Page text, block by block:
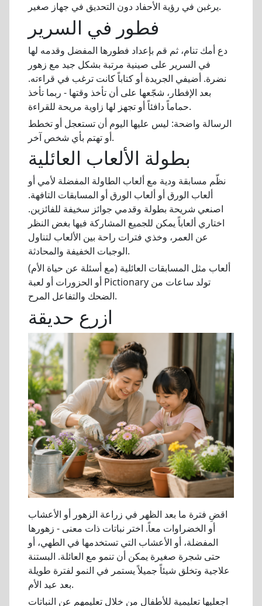
يرغبن في رؤية الأحفاد دون التحديق في جهاز صغير.
فطور في السرير
دع أمك تنام، ثم قم بإعداد فطورها المفضل وقدمه لها
في السرير على صينية مرتبة بشكل جيد مع زهور
نضرة. أضيفي الجريدة أو كتاباً كانت ترغب في قراءته.
بعد الإفطار، شجّعها على أن تأخذ وقتها - ربما تأخذ
حماماً دافئاً أو تجهز لها زاوية مريحة للقراءة.
الرسالة واضحة: ليس عليها اليوم أن تستعجل أو تخطط
أو تهتم بأي شخص آخر.
بطولة الألعاب العائلية
نظّم مسابقة ودية مع ألعاب الطاولة المفضلة لأمي أو
ألعاب الورق أو ألعاب الورق أو المسابقات التافهة.
اصنعي شريحة بطولة وقدمي جوائز سخيفة للفائزين.
اختاري ألعاباً يمكن للجميع المشاركة فيها بغض النظر
عن العمر، وخذي فترات راحة بين الألعاب لتناول
الوجبات الخفيفة والمحادثة.
ألعاب مثل المسابقات العائلية (مع أسئلة عن حياة الأم)
أو الحزورات أو لعبة Pictionary تولد ساعات من
الضحك والتفاعل المرح.
ازرع حديقة
اقضِ فترة ما بعد الظهر في زراعة الزهور أو الأعشاب
أو الخضراوات معاً. اختر نباتات ذات معنى - زهورها
المفضلة، أو الأعشاب التي تستخدمها في الطهي، أو
حتى شجرة صغيرة يمكن أن تنمو مع العائلة. البستنة
علاجية وتخلق شيئاً جميلاً يستمر في النمو لفترة طويلة
بعد عيد الأم.
اجعليها تعليمية للأطفال من خلال تعليمهم عن النباتات